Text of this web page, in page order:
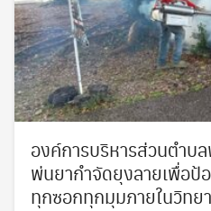
องค์การบริหารส่วนตำบล
พ่นยากำจัดยุงลายเพื่อป้
ทุกซอกทุกมุมภายในวิทย